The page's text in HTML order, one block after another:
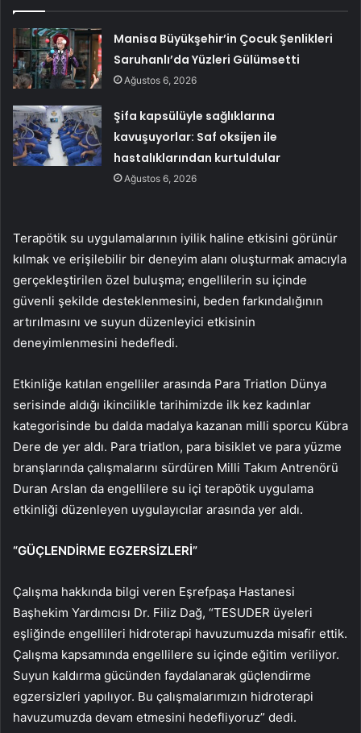
Manisa Büyükşehir’in Çocuk Şenlikleri
Saruhanlı’da Yüzleri Gülümsetti
Ağustos 6, 2026
Şifa kapsülüyle sağlıklarına
kavuşuyorlar: Saf oksijen ile
hastalıklarından kurtuldular
Ağustos 6, 2026
Terapötik su uygulamalarının iyilik haline etkisini görünür
kılmak ve erişilebilir bir deneyim alanı oluşturmak amacıyla
gerçekleştirilen özel buluşma; engellilerin su içinde
güvenli şekilde desteklenmesini, beden farkındalığının
artırılmasını ve suyun düzenleyici etkisinin
deneyimlenmesini hedefledi.
Etkinliğe katılan engelliler arasında Para Triatlon Dünya
serisinde aldığı ikincilikle tarihimizde ilk kez kadınlar
kategorisinde bu dalda madalya kazanan milli sporcu Kübra
Dere de yer aldı. Para triatlon, para bisiklet ve para yüzme
branşlarında çalışmalarını sürdüren Milli Takım Antrenörü
Duran Arslan da engellilere su içi terapötik uygulama
etkinliği düzenleyen uygulayıcılar arasında yer aldı.
“GÜÇLENDİRME EGZERSİZLERİ”
Çalışma hakkında bilgi veren Eşrefpaşa Hastanesi
Başhekim Yardımcısı Dr. Filiz Dağ, “TESUDER üyeleri
eşliğinde engellileri hidroterapi havuzumuzda misafir ettik.
Çalışma kapsamında engellilere su içinde eğitim veriliyor.
Suyun kaldırma gücünden faydalanarak güçlendirme
egzersizleri yapılıyor. Bu çalışmalarımızın hidroterapi
havuzumuzda devam etmesini hedefliyoruz” dedi.